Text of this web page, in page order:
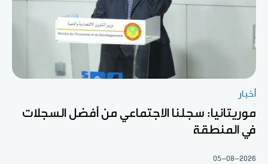
أخبار
موريتانيا: سجلنا الاجتماعي من أفضل السجلات
في المنطقة
05-08-2026